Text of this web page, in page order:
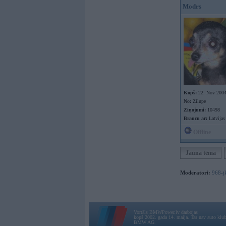
Modrs
Kopš: 22. Nov 2004
No: Zilupe
Ziņojumi: 10498
Braucu ar: Latvijas
Jauna tēma
Moderatori: 968-
Vortāls BMWPower.lv darbojas
kopš 2002. gada 14. maija. Tas nav auto
BMW AG.